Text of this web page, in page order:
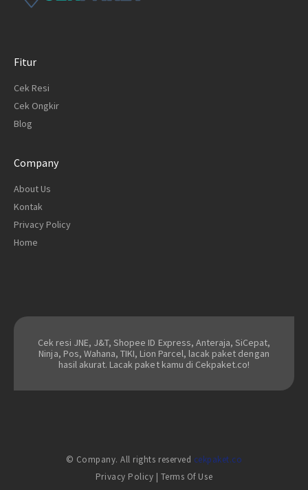
Fitur
Cek Resi
Cek Ongkir
Blog
Company
About Us
Kontak
Privacy Policy
Home
Cek resi JNE, J&T, Shopee ID Express, Anteraja, SiCepat,
Ninja, Pos, Wahana, TIKI, Lion Parcel, lacak paket dengan
hasil akurat. Lacak paket kamu di Cekpaket.co!
© Company. All rights reserved cekpaket.co
Privacy Policy | Terms Of Use